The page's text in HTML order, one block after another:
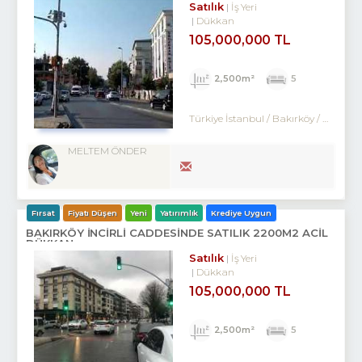
Satılık
İş Yeri
Dükkan
105,000,000 TL
2,500m² 5
Türkiye İstanbul / Bakırköy/ Ataköy
MELTEM ÖNDER
Fırsat Fiyatı Düşen Yeni Yatırımlık Krediye Uygun
BAKIRKÖY İNCİRLİ CADDESINDE SATILIK 2200M2 ACİL
DÜKKAN
Satılık
İş Yeri
Dükkan
105,000,000 TL
2,500m² 5